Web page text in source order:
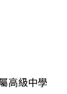
高級中學